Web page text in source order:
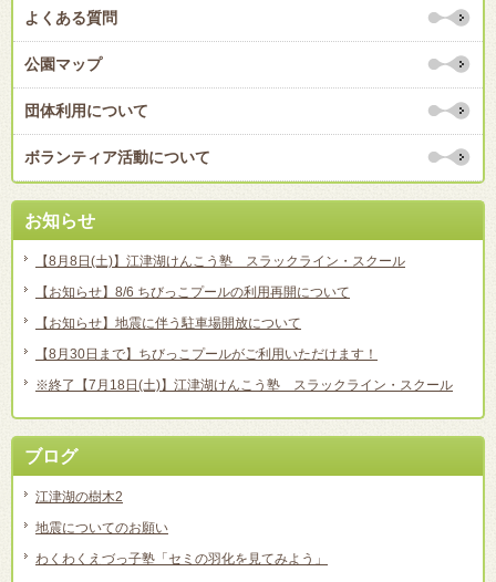
よくある質問
公園マップ
団体利用について
ボランティア活動について
お知らせ
【8月8日(土)】江津湖けんこう塾 スラックライン・スクール
【お知らせ】8/6 ちびっこプールの利用再開について
【お知らせ】地震に伴う駐車場開放について
【8月30日まで】ちびっこプールがご利用いただけます！
※終了【7月18日(土)】江津湖けんこう塾 スラックライン・スクール
ブログ
江津湖の樹木2
地震についてのお願い
わくわくえづっ子塾「セミの羽化を見てみよう」